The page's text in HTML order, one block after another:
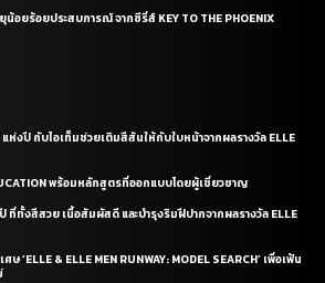
น้อยร้อยประสบการณ์ จากซีรี่ส์ KEY TO THE PHOENIX
แห่งปี กับไอเท็มช่วยเติมสีสันให้กับใบหน้าจากผลรางวัล ELLE
พร้อมหลักสูตรที่ออกแบบโดยผู้เชี่ยวชาญ
ที่ทั้งสีสวย เนื้อสัมผัสดี และบำรุงริมฝีปากจากผลรางวัล ELLE
‘ELLE & ELLE MEN RUNWAY: MODEL SEARCH’ เพื่อเฟ้น